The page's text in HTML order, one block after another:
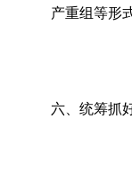
产重组等形
六、统筹抓